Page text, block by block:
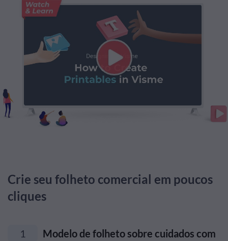
Crie seu folheto comercial em poucos
cliques
1
Modelo de folheto sobre cuidados com